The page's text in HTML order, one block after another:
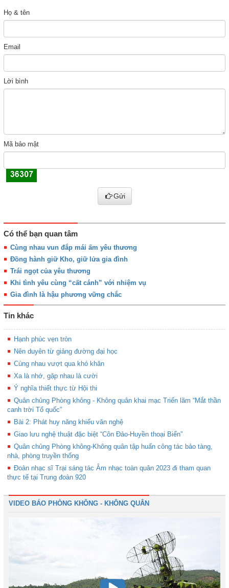
Họ & tên
Email
Lời bình
Mã bảo mật
Gửi
Có thể bạn quan tâm
Cùng nhau vun đắp mái ấm yêu thương
Đồng hành giữ Kho, giữ lửa gia đình
Trái ngọt của yêu thương
Khi tình yêu cùng “cất cánh” với nhiệm vụ
Gia đình là hậu phương vững chắc
Tin khác
Hạnh phúc vẹn tròn
Nên duyên từ giảng đường đại học
Cùng nhau vượt qua khó khăn
Xa là nhớ, gặp nhau là cười
Ý nghĩa thiết thực từ Hội thi
Quân chủng Phòng không - Không quân khai mạc Triển lãm “Mắt thần
canh trời Tổ quốc”
Bài 2: Phát huy năng khiếu văn nghệ
Giao lưu nghệ thuật đặc biệt “Côn Đảo-Huyền thoại Biển”
Quân chủng Phòng không-Không quân tập huấn công tác bảo tàng,
nhà, phòng truyền thống
Đoàn nhạc sĩ Trại sáng tác Âm nhạc toàn quân 2023 đi tham quan
thực tế tại Trung đoàn 920
VIDEO BÁO PHÒNG KHÔNG - KHÔNG QUÂN